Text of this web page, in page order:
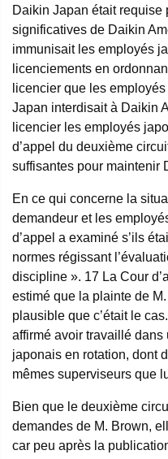
Daikin Japan était requise
significatives de Daikin
immunisait les employés
licenciements en
licencier que les
Japan interdisait à Daikin
licencier les employés
d’appel du deuxième
suffisantes pour maintenir
En ce qui concerne la
demandeur et les
d’appel a examiné s’ils
normes régissant
discipline ». 17 La Cour
estimé que la plainte de
plausible que c’était le
affirmé avoir travaillé
japonais en rotation, dont
mêmes superviseurs que
Bien que le deuxième
demandes de M. Brown,
car peu après la